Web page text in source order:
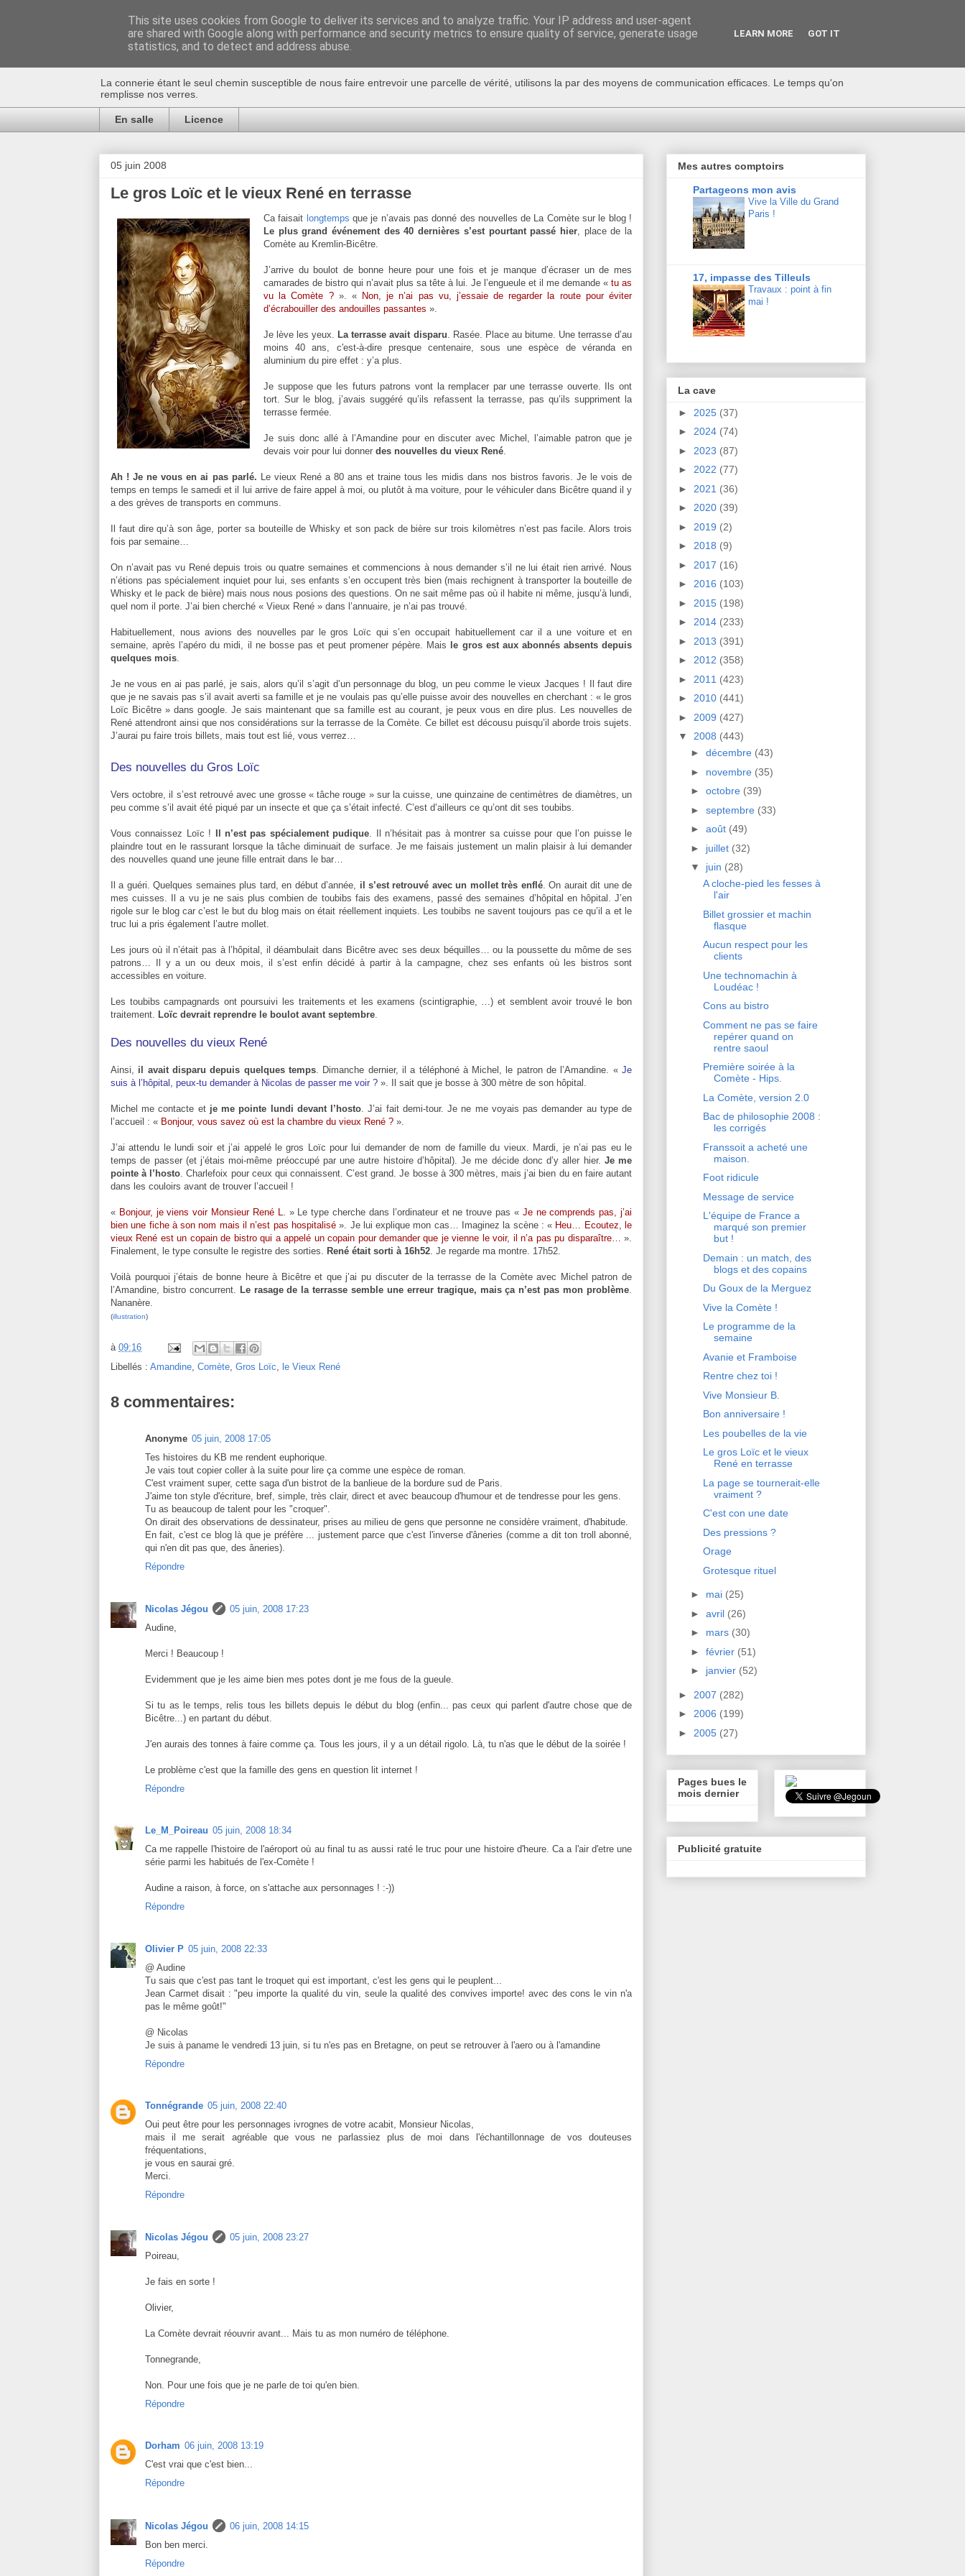
Au bistro !
La connerie étant le seul chemin susceptible de nous faire entrevoir une parcelle de vérité, utilisons la par des moyens de communication efficaces. Le temps qu'on
remplisse nos verres.
En salle Licence
05 juin 2008
Le gros Loïc et le vieux René en terrasse
Ca faisait longtemps que je n’avais pas donné des nouvelles de La Comète sur le blog !
Le plus grand événement des 40 dernières s’est pourtant passé hier, place de la
Comète au Kremlin-Bicêtre.
J’arrive du boulot de bonne heure pour une fois et je manque d’écraser un de mes
camarades de bistro qui n’avait plus sa tête à lui. Je l’engueule et il me demande « tu as
vu la Comète ?». « Non, je n’ai pas vu, j’essaie de regarder la route pour éviter
d’écrabouiller des andouilles passantes ».
Je lève les yeux. La terrasse avait disparu . Rasée. Place au bitume. Une terrasse d’au
moins 40 ans, c'est-à-dire presque centenaire, sous une espèce de véranda en
aluminium du pire effet : y’a plus.
Je suppose que les futurs patrons vont la remplacer par une terrasse ouverte. Ils ont
tort. Sur le blog, j’avais suggéré qu’ils refassent la terrasse, pas qu’ils suppriment la
terrasse fermée.
Je suis donc allé à l’Amandine pour en discuter avec Michel, l’aimable patron que je
devais voir pour lui donner des nouvelles du vieux René
Ah ! Je ne vous en ai pas parlé. Le vieux René a 80 ans et traine tous les midis dans nos bistros favoris. Je le vois de
temps en temps le samedi et il lui arrive de faire appel à moi, ou plutôt à ma voiture, pour le véhiculer dans Bicêtre quand il y
a des grèves de transports en communs.
Il faut dire qu’à son âge, porter sa bouteille de Whisky et son pack de bière sur trois kilomètres n’est pas facile. Alors trois
fois par semaine…
On n’avait pas vu René depuis trois ou quatre semaines et commencions à nous demander s’il ne lui était rien arrivé. Nous
n’étions pas spécialement inquiet pour lui, ses enfants s’en occupent très bien (mais rechignent à transporter la bouteille de
Whisky et le pack de bière) mais nous nous posions des questions. On ne sait même pas où il habite ni même, jusqu’à lundi,
quel nom il porte. J’ai bien cherché « Vieux René » dans l’annuaire, je n’ai pas trouvé.
Habituellement, nous avions des nouvelles par le gros Loïc qui s’en occupait habituellement car il a une voiture et en
semaine, après l’apéro du midi, il ne bosse pas et peut promener pépère. Mais
le gros est aux abonnés absents depuis
quelques mois
Je ne vous en ai pas parlé, je sais, alors qu’il s’agit d’un personnage du blog, un peu comme le vieux Jacques ! Il faut dire
que je ne savais pas s’il avait averti sa famille et je ne voulais pas qu’elle puisse avoir des nouvelles en cherchant : « le gros
Loïc Bicêtre » dans google. Je sais maintenant que sa famille est au courant, je peux vous en dire plus. Les nouvelles de
René attendront ainsi que nos considérations sur la terrasse de la Comète. Ce billet est décousu puisqu’il aborde trois sujets.
J’aurai pu faire trois billets, mais tout est lié, vous verrez…
Des nouvelles du Gros Loïc
Vers octobre, il s’est retrouvé avec une grosse « tâche rouge » sur la cuisse, une quinzaine de centimètres de diamètres, un
peu comme s’il avait été piqué par un insecte et que ça s’était infecté. C’est d’ailleurs ce qu’ont dit ses toubibs.
Vous connaissez Loïc ! Il n’est pas spécialement pudique . Il n’hésitait pas à montrer sa cuisse pour que l’on puisse le
plaindre tout en le rassurant lorsque la tâche diminuait de surface. Je me faisais justement un malin plaisir à lui demander
des nouvelles quand une jeune fille entrait dans le bar…
Il a guéri. Quelques semaines plus tard, en début d’année, il s’est retrouvé avec un mollet très enflé. On aurait dit une de
mes cuisses. Il a vu je ne sais plus combien de toubibs fais des examens, passé des semaines d’hôpital en hôpital. J’en
rigole sur le blog car c’est le but du blog mais on était réellement inquiets. Les toubibs ne savent toujours pas ce qu’il a et le
truc lui a pris également l’autre mollet.
Les jours où il n’était pas à l’hôpital, il déambulait dans Bicêtre avec ses deux béquilles… ou la poussette du môme de ses
patrons… Il y a un ou deux mois, il s’est enfin décidé à partir à la campagne, chez ses enfants où les bistros sont
accessibles en voiture.
Les toubibs campagnards ont poursuivi les traitements et les examens (scintigraphie, …) et semblent avoir trouvé le bon
traitement.
Loïc devrait reprendre le boulot avant septembre
Des nouvelles du vieux René
Ainsi, il avait disparu depuis quelques temps. Dimanche dernier, il a téléphoné à Michel, le patron de l’Amandine. «Je
suis à l’hôpital, peux-tu demander à Nicolas de passer me voir ? ». Il sait que je bosse à 300 mètre de son hôpital.
Michel me contacte et je me pointe lundi devant l’hosto . J’ai fait demi-tour. Je ne me voyais pas demander au type de
l’accueil : « Bonjour, vous savez où est la chambre du vieux René ? ».
J’ai attendu le lundi soir et j’ai appelé le gros Loïc pour lui demander de nom de famille du vieux. Mardi, je n’ai pas eu le
temps de passer (et j’étais moi-même préoccupé par une autre histoire d’hôpital). Je me décide donc d’y aller hier. Je me
pointe à l’hosto . Charlefoix pour ceux qui connaissent. C’est grand. Je bosse à 300 mètres, mais j’ai bien du en faire autant
dans les couloirs avant de trouver l’accueil !
« Bonjour, je viens voir Monsieur René L. » Le type cherche dans l’ordinateur et ne trouve pas « Je ne comprends pas, j’ai
bien une fiche à son nom mais il n’est pas hospitalisé». Je lui explique mon cas… Imaginez la scène : « Heu… Ecoutez, le
vieux René est un copain de bistro qui a appelé un copain pour demander que je vienne le voir, il n’a pas pu disparaître…
».
Finalement, le type consulte le registre des sorties.
René était sorti à 16h52 . Je regarde ma montre. 17h52.
Voilà pourquoi j’étais de bonne heure à Bicêtre et que j’ai pu discuter de la terrasse de la Comète avec Michel patron de
l’Amandine, bistro concurrent.
Le rasage de la terrasse semble une erreur tragique, mais ça n’est pas mon problème
Nananère.
(illustration)
à 09:16
Libellés : Amandine Comète Gros Loïc le Vieux René
8 commentaires:
Anonyme 05 juin, 2008 17:05
Tes histoires du KB me rendent euphorique.
Je vais tout copier coller à la suite pour lire ça comme une espèce de roman.
C'est vraiment super, cette saga d'un bistrot de la banlieue de la bordure sud de Paris.
J'aime ton style d'écriture, bref, simple, très clair, direct et avec beaucoup d'humour et de tendresse pour les gens.
Tu as beaucoup de talent pour les "croquer".
On dirait des observations de dessinateur, prises au milieu de gens que personne ne considère vraiment, d'habitude.
En fait, c'est ce blog là que je préfère ... justement parce que c'est l'inverse d'âneries (comme a dit ton troll abonné,
qui n'en dit pas que, des âneries).
Répondre
Nicolas Jégou
05 juin, 2008 17:23
Audine,
Merci ! Beaucoup !
Evidemment que je les aime bien mes potes dont je me fous de la gueule.
Si tu as le temps, relis tous les billets depuis le début du blog (enfin... pas ceux qui parlent d'autre chose que de
Bicêtre...) en partant du début.
J'en aurais des tonnes à faire comme ça. Tous les jours, il y a un détail rigolo. Là, tu n'as que le début de la soirée !
Le problème c'est que la famille des gens en question lit internet !
Répondre
Le_M_Poireau 05 juin, 2008 18:34
Ca me rappelle l'histoire de l'aéroport où au final tu as aussi raté le truc pour une histoire d'heure. Ca a l'air d'etre une
série parmi les habitués de l'ex-Comète !
Audine a raison, à force, on s'attache aux personnages ! :-))
Répondre
Olivier P 05 juin, 2008 22:33
@ Audine
Tu sais que c'est pas tant le troquet qui est important, c'est les gens qui le peuplent...
Jean Carmet disait : "peu importe la qualité du vin, seule la qualité des convives importe! avec des cons le vin n'a
pas le même goût!"
@ Nicolas
Je suis à paname le vendredi 13 juin, si tu n'es pas en Bretagne, on peut se retrouver à l'aero ou à l'amandine
Répondre
Tonnégrande 05 juin, 2008 22:40
Oui peut être pour les personnages ivrognes de votre acabit, Monsieur Nicolas,
mais il me serait agréable que vous ne parlassiez plus de moi dans l'échantillonnage de vos douteuses
fréquentations,
je vous en saurai gré.
Merci.
Répondre
Nicolas Jégou
05 juin, 2008 23:27
Poireau,
Je fais en sorte !
Olivier,
La Comète devrait réouvrir avant... Mais tu as mon numéro de téléphone.
Tonnegrande,
Non. Pour une fois que je ne parle de toi qu'en bien.
Répondre
Dorham 06 juin, 2008 13:19
C'est vrai que c'est bien...
Répondre
Nicolas Jégou
06 juin, 2008 14:15
Bon ben merci.
Répondre
Mes autres comptoirs
Partageons mon avis
Vive la Ville du Grand
Paris !
17, impasse des Tilleuls
Travaux : point à fin
mai !
La cave
► 2025 (37)
► 2024 (74)
► 2023 (87)
► 2022 (77)
► 2021 (36)
► 2020 (39)
► 2019 (2)
► 2018 (9)
► 2017 (16)
► 2016 (103)
► 2015 (198)
► 2014 (233)
► 2013 (391)
► 2012 (358)
► 2011 (423)
► 2010 (441)
► 2009 (427)
▼ 2008 (443)
► décembre (43)
► novembre (35)
► octobre (39)
► septembre (33)
► août (49)
► juillet (32)
▼ juin (28)
A cloche-pied les fesses à
l'air
Billet grossier et machin
flasque
Aucun respect pour les
clients
Une technomachin à
Loudéac !
Cons au bistro
Comment ne pas se faire
repérer quand on
rentre saoul
Première soirée à la
Comète - Hips.
La Comète, version 2.0
Bac de philosophie 2008 :
les corrigés
Franssoit a acheté une
maison.
Foot ridicule
Message de service
L'équipe de France a
marqué son premier
but !
Demain : un match, des
blogs et des copains
Du Goux de la Merguez
Vive la Comète !
Le programme de la
semaine
Avanie et Framboise
Rentre chez toi !
Vive Monsieur B.
Bon anniversaire !
Les poubelles de la vie
Le gros Loïc et le vieux
René en terrasse
La page se tournerait-elle
vraiment ?
C'est con une date
Des pressions ?
Orage
Grotesque rituel
► mai (25)
► avril (26)
► mars (30)
► février (51)
► janvier (52)
► 2007 (282)
► 2006 (199)
► 2005 (27)
Pages bues le
mois dernier
Publicité gratuite
This site uses cookies from Google to deliver its services and to analyze traffic. Your IP address and user-agent
are shared with Google along with performance and security metrics to ensure quality of service, generate usage
statistics, and to detect and address abuse.
LEARN MORE GOT IT